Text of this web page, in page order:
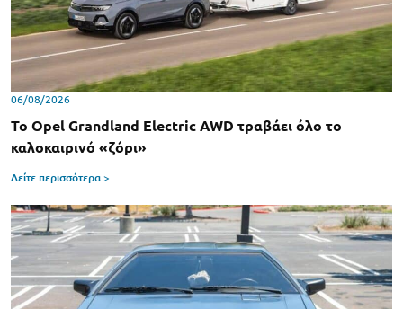
06/08/2026
Το Opel Grandland Electric AWD τραβάει όλο το
καλοκαιρινό «ζόρι»
Δείτε περισσότερα >